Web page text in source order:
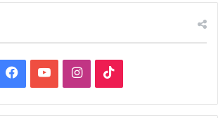
Facebook
YouTubeInstagram